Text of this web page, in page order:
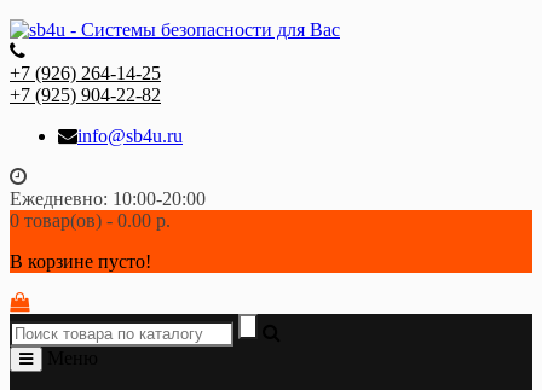
+7 (926) 264-14-25
+7 (925) 904-22-82
info@sb4u.ru
Ежедневно: 10:00-20:00
0 товар(ов) - 0.00 р.
В корзине пусто!